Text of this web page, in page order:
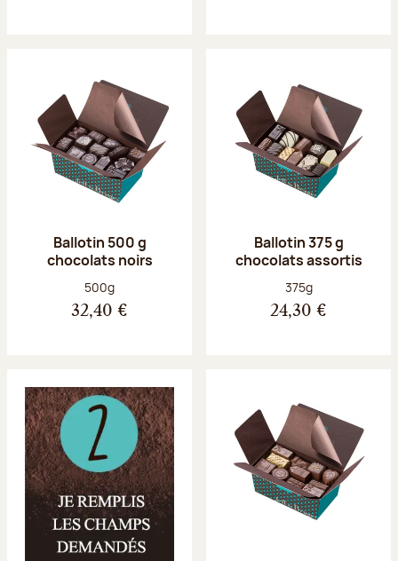
Ballotin 500 g
chocolats noirs
Poids net :
500g
32,40 €
Ballotin 375 g
chocolats assortis
Poids net :
375g
24,30 €